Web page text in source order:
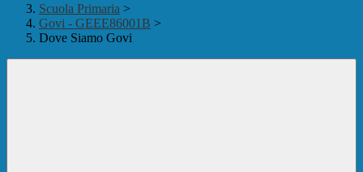
Scuola Primaria >
Govi - GEEE86001B >
Dove Siamo Govi